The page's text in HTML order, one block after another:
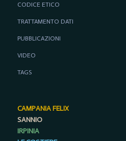
CODICE ETICO
TRATTAMENTO DATI
PUBBLICAZIONI
VIDEO
TAGS
CAMPANIA FELIX
SANNIO
IRPINIA